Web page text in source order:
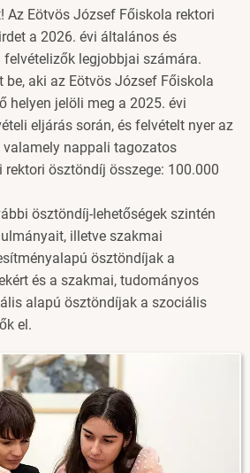
Az Eötvös József Főiskola rektori
a 2026. évi általános és
legjobbjai számára.
aki az Eötvös József Főiskola
helyen jelöli meg a 2025. évi
eljárás során, és felvételt nyer az
valamely nappali tagozatos
rektori ösztöndíj összege: 100.000
ösztöndíj-lehetőségek szintén
illetve szakmai
ösztöndíjak a
és a szakmai, tudományos
alapú ösztöndíjak a szociális
el.